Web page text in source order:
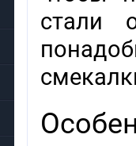
стали